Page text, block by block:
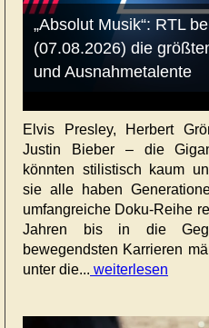
„Absolut Musik“: RTL
(07.08.2026) die
und Ausnahmetalente
Elvis Presley, Herbert
Justin Bieber – die
könnten stilistisch kaum
sie alle haben
umfangreiche Doku-Reihe
Jahren bis in die
bewegendsten Karrieren
unter die... weiterlesen